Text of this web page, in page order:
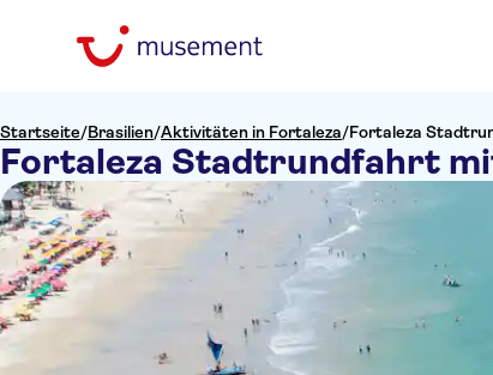
Startseite/Brasilien/Aktivitäten in Fortaleza/Fortaleza
Fortaleza Stadtrundfahrt